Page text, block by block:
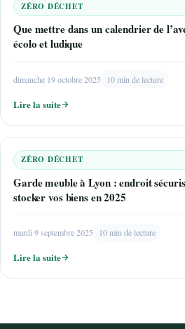
ZÉRO DÉCHET
Que mettre dans un calendrier de
écolo et ludique
dimanche 19 octobre 2025 10 min de lecture
Lire la suite
ZÉRO DÉCHET
Garde meuble à Lyon : endroit
stocker vos biens en 2025
mardi 9 septembre 2025 10 min de lecture
Lire la suite